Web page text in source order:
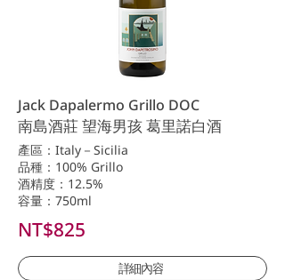
Jack Dapalermo Grillo DOC
南島酒莊 望海男孩 葛里諾白酒
產區：Italy－Sicilia
品種：100% Grillo
酒精度：12.5%
容量：750ml
NT$825
詳細內容